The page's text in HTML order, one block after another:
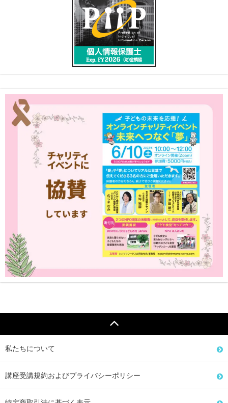
私たちについて
講座受講規約およびプライバシーポリシー